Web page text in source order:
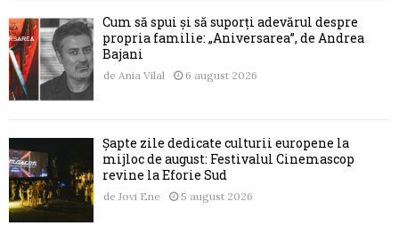
Cum să spui și să suporți adevărul despre
propria familie: „Aniversarea”, de Andrea
Bajani
de Ania Vilal 6 august 2026
Șapte zile dedicate culturii europene la
mijloc de august: Festivalul Cinemascop
revine la Eforie Sud
de Jovi Ene 5 august 2026